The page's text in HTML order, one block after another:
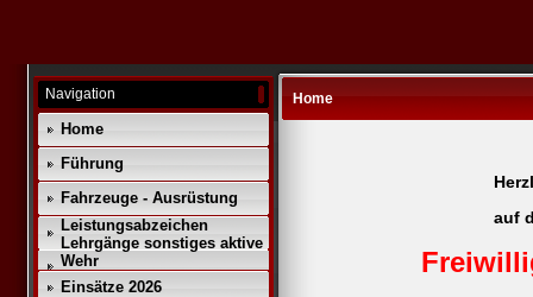
Navigation
Home
Führung
Fahrzeuge - Ausrüstung
Leistungsabzeichen
Lehrgänge sonstiges aktive
Wehr
Einsätze 2026
Home
auf